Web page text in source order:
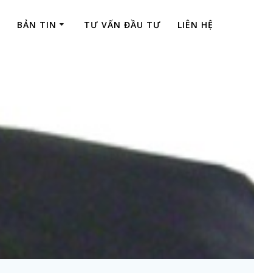
BẢN TIN TƯ VẤN ĐẦU TƯ LIÊN HỆ